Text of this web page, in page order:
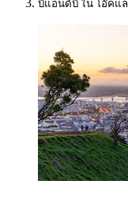
บีแอนด์บี ใน โอ๊คแ